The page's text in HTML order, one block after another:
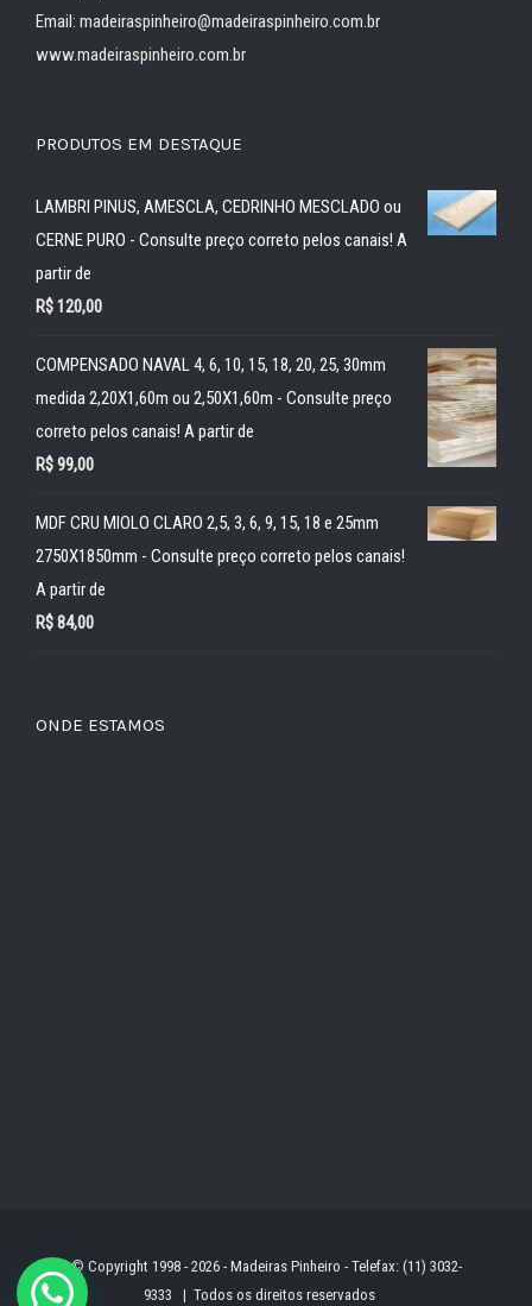
Email: madeiraspinheiro@madeiraspinheiro.com.br
www.madeiraspinheiro.com.br
PRODUTOS EM DESTAQUE
LAMBRI PINUS, AMESCLA, CEDRINHO MESCLADO ou
CERNE PURO - Consulte preço correto pelos canais! A
partir de
R$120,00
COMPENSADO NAVAL 4, 6, 10, 15, 18, 20, 25, 30mm
medida 2,20X1,60m ou 2,50X1,60m - Consulte preço
correto pelos canais! A partir de
R$99,00
MDF CRU MIOLO CLARO 2,5, 3, 6, 9, 15, 18 e 25mm
2750X1850mm - Consulte preço correto pelos canais!
A partir de
R$84,00
ONDE ESTAMOS
© Copyright 1998 - 2026 - Madeiras Pinheiro - Telefax: (11) 3032-
9333 | Todos os direitos reservados